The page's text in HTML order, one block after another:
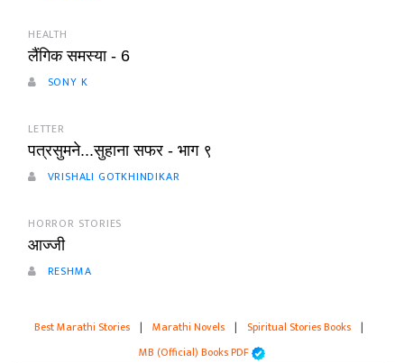
HEALTH
लैंगिक समस्या - 6
SONY K
LETTER
पत्रसुमने...सुहाना सफर - भाग ९
VRISHALI GOTKHINDIKAR
HORROR STORIES
आज्जी
RESHMA
Best Marathi Stories | Marathi Novels | Spiritual Stories Books |
MB (Official) Books PDF